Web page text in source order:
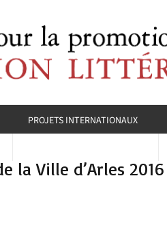
PROJETS INTERNATIONAUX
la Ville d’Arles 2016